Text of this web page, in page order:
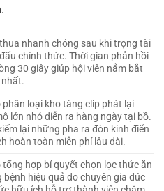
nhanh chóng sau khi trọng tài
chính thức. Thời gian phản hồi
30 giây giúp hội viên nắm bắt
phân loại kho tàng clip phát lại
lớn nhỏ diễn ra hàng ngày tại bồ.
lại những pha ra đòn kinh điển
hoàn toàn miễn phí lâu dài.
tổng hợp bí quyết chọn lọc thức ăn
hiệu quả do chuyên gia đúc